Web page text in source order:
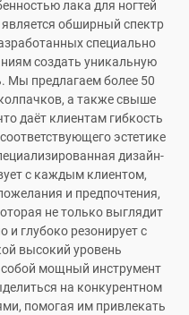
лака для ногтей
обширный спектр
специально
создать уникальную
Мы предлагаем более 50
а также свыше
даёт клиентам гибкость
эстетике
дизайн-
с каждым клиентом,
и предпочтения,
не только выглядит
и глубоко резонирует с
высокий уровень
собой мощный инструмент
на конкурентном
помогая им привлекать